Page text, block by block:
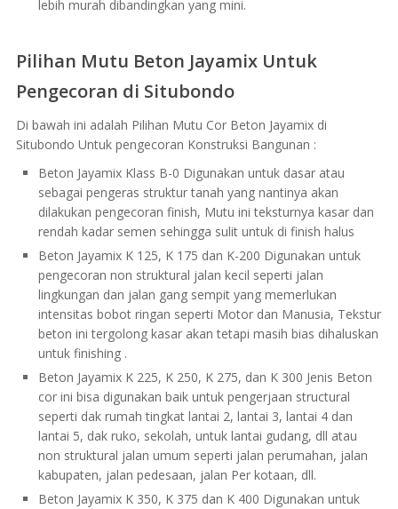
lebih murah dibandingkan yang mini.
Pilihan Mutu Beton Jayamix Untuk
Pengecoran di Situbondo
Di bawah ini adalah Pilihan Mutu Cor Beton Jayamix di
Situbondo Untuk pengecoran Konstruksi Bangunan :
Beton Jayamix Klass B-0 Digunakan untuk dasar atau
sebagai pengeras struktur tanah yang nantinya akan
dilakukan pengecoran finish, Mutu ini teksturnya kasar dan
rendah kadar semen sehingga sulit untuk di finish halus
Beton Jayamix K 125, K 175 dan K-200 Digunakan untuk
pengecoran non struktural jalan kecil seperti jalan
lingkungan dan jalan gang sempit yang memerlukan
intensitas bobot ringan seperti Motor dan Manusia, Tekstur
beton ini tergolong kasar akan tetapi masih bias dihaluskan
untuk finishing .
Beton Jayamix K 225, K 250, K 275, dan K 300 Jenis Beton
cor ini bisa digunakan baik untuk pengerjaan structural
seperti dak rumah tingkat lantai 2, lantai 3, lantai 4 dan
lantai 5, dak ruko, sekolah, untuk lantai gudang, dll atau
non struktural jalan umum seperti jalan perumahan, jalan
kabupaten, jalan pedesaan, jalan Per kotaan, dll.
Beton Jayamix K 350, K 375 dan K 400 Digunakan untuk